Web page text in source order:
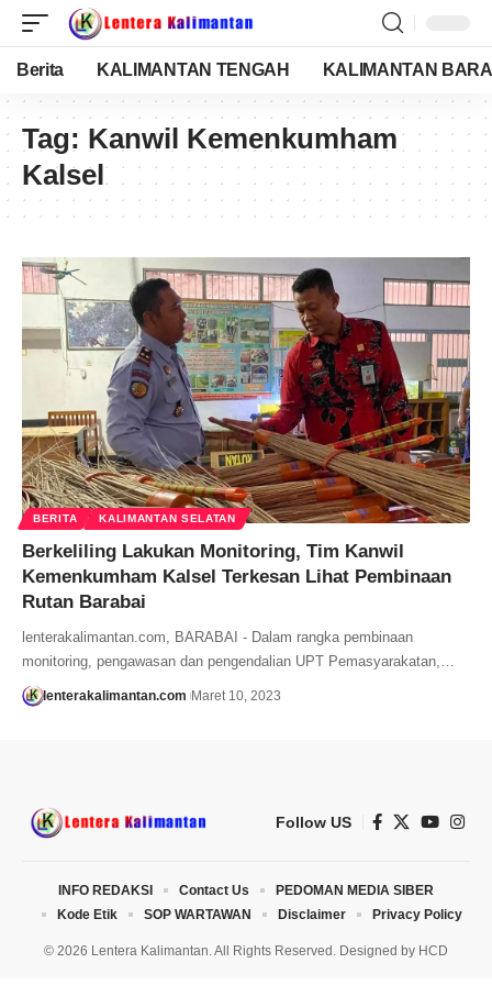
Berita KALIMANTAN TENGAH KALIMANTAN
Tag: Kanwil Kemenkumham
Kalsel
BERITA KALIMANTAN SELATAN
Berkeliling Lakukan Monitoring, Tim Kanwil
Kemenkumham Kalsel Terkesan Lihat Pembinaan
Rutan Barabai
lenterakalimantan.com, BARABAI - Dalam rangka pembinaan
monitoring, pengawasan dan pengendalian UPT Pemasyarakatan,…
lenterakalimantan.com Maret 10, 2023
Follow US
© 2026 Lentera Kalimantan. All Rights Reserved. Designed by HCD
INFO REDAKSI Contact Us
PEDOMAN MEDIA SIBER
Kode Etik
SOP WARTAWAN Disclaimer Privacy Policy